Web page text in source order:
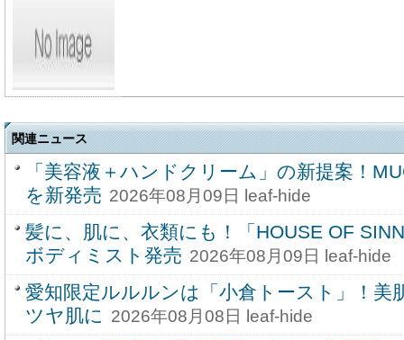
関連ニュース
「美容液＋ハンドクリーム」の新提案！
を新発売 2026年08月09日 leaf-hide
髪に、肌に、衣類にも！「HOUSE OF
ボディミスト発売 2026年08月09日 leaf-hide
愛知限定ルルルンは「小倉トースト」！美
ツヤ肌に 2026年08月08日 leaf-hide